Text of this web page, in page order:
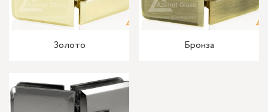
Золото Бронза